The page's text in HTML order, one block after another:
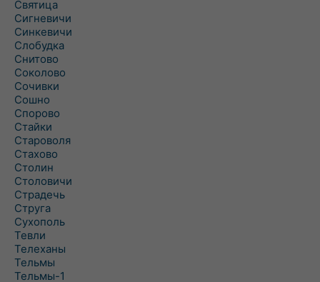
Святица
Сигневичи
Синкевичи
Слобудка
Снитово
Соколово
Сочивки
Сошно
Спорово
Стайки
Староволя
Стахово
Столин
Столовичи
Страдечь
Струга
Сухополь
Тевли
Телеханы
Тельмы
Тельмы-1